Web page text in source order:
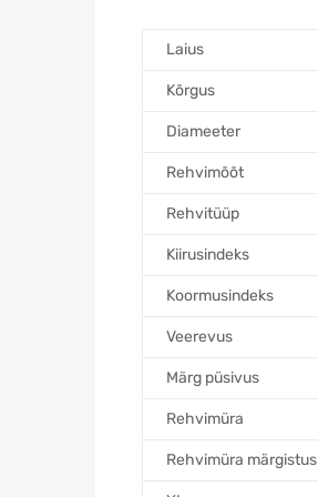
Laius
Kõrgus
Diameeter
Rehvimõõt
Rehvitüüp
Kiirusindeks
Koormusindeks
Veerevus
Märg püsivus
Rehvimüra
Rehvimüra märgistus